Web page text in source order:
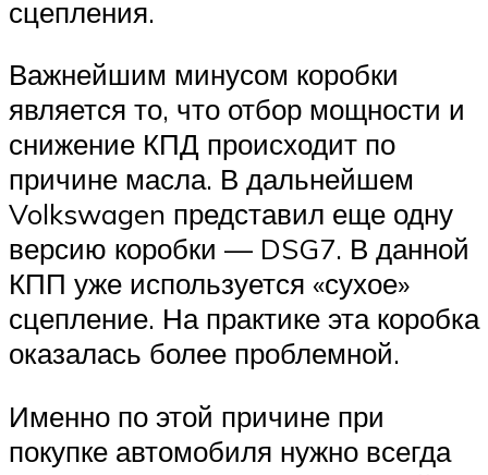
сцепления.
Важнейшим минусом коробки
является то, что отбор мощности и
снижение КПД происходит по
причине масла. В дальнейшем
Volkswagen представил еще одну
версию коробки — DSG7. В данной
КПП уже используется «сухое»
сцепление. На практике эта коробка
оказалась более проблемной.
Именно по этой причине при
покупке автомобиля нужно всегда